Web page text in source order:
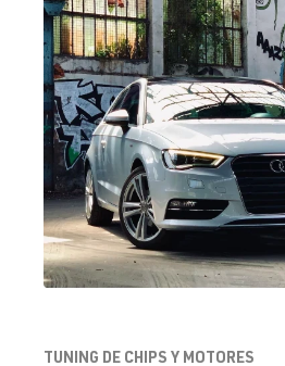
TUNING DE CHIPS Y MOTORES